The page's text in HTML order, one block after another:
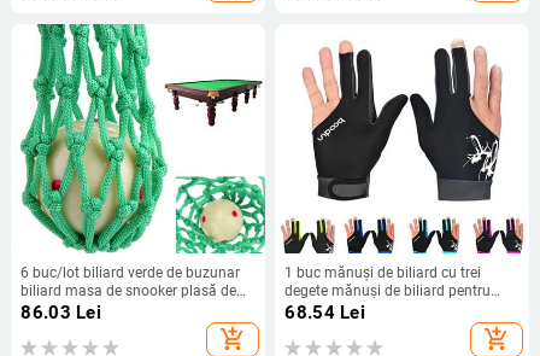
6 buc/lot biliard verde de buzunar
biliard masa de snooker plasă de
nailon saci de plasă kit de club
accesorii profesionale de snooker
comerț cu ridicata
86.03 Lei
add_shopping_cart
1 buc mănuși de biliard cu trei
degete mănuși de biliard pentru
biliard pentru bărbați și femei,
potrivite pentru accesorii de biliard
pentru mâna stângă și dreaptă
68.54Lei
add_shopping_cart